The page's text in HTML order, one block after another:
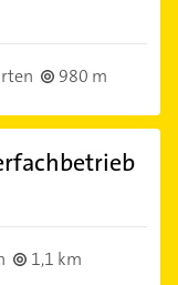
980 m
1,1 km